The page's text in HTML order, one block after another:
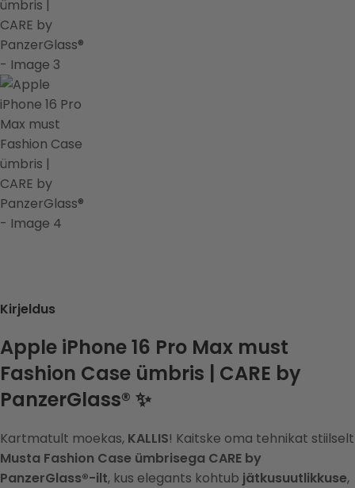
Kirjeldus
Apple iPhone 16 Pro Max must
Fashion Case ümbris | CARE by
PanzerGlass® ✨
Kartmatult moekas, KALLIS! Kaitske oma tehnikat stiilselt
Musta Fashion Case ümbrisega CARE by
PanzerGlass®-ilt, kus elegants kohtub jätkusuutlikkuse,